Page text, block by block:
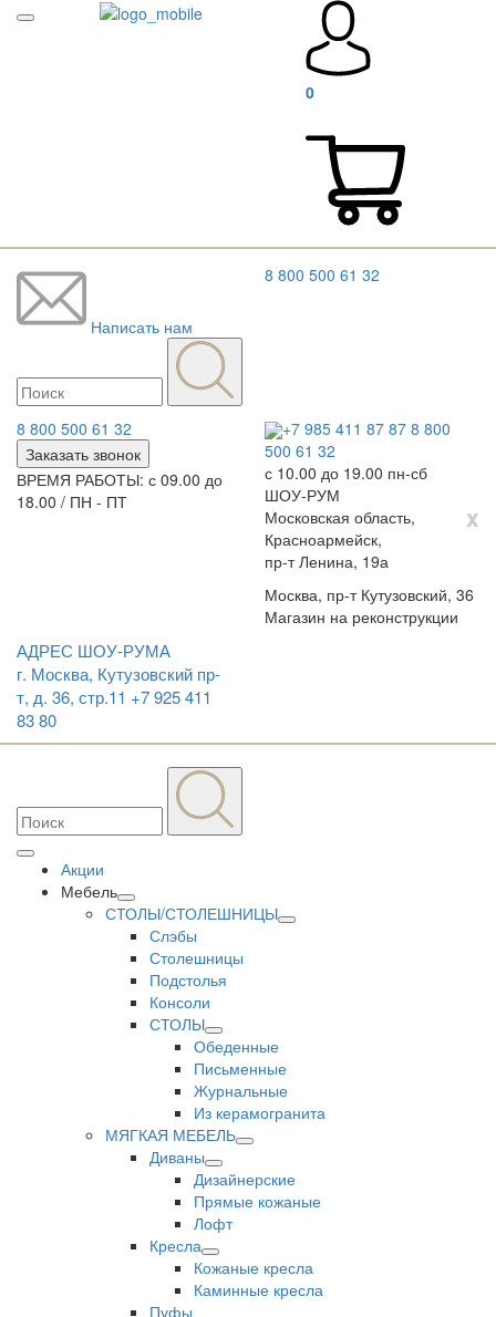
0
Написать нам
8 800 500 61 32
8 800 500 61 32
Заказать звонок
ВРЕМЯ РАБОТЫ: с 09.00 до
18.00 / ПН - ПТ
+7 985 411 87 87 8 800
500 61 32
с 10.00 до 19.00 пн-сб
ШОУ-РУМ
x
Московская область,
Красноармейск,
пр-т Ленина, 19а
Москва, пр-т Кутузовский, 36
Магазин на реконструкции
АДРЕС ШОУ-РУМА
г. Москва, Кутузовский пр-
т, д. 36, стр.11 +7 925 411
83 80
Акции
Мебель
СТОЛЫ/СТОЛЕШНИЦЫ
Слэбы
Столешницы
Подстолья
Консоли
СТОЛЫ
Обеденные
Письменные
Журнальные
Из керамогранита
МЯГКАЯ МЕБЕЛЬ
Диваны
Дизайнерские
Прямые кожаные
Лофт
Кресла
Кожаные кресла
Каминные кресла
Пуфы